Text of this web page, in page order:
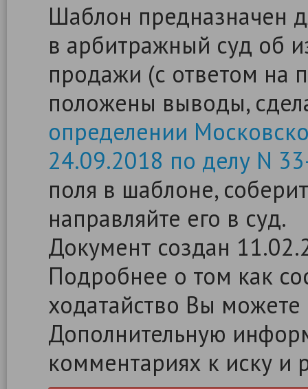
Шаблон предназначен
в арбитражный суд об
продажи (с ответом на
положены выводы,
определении
24.09.2018 по делу N
поля в шаблоне,
направляйте его в суд.
Документ создан
Подробнее о том как
ходатайство Вы
Дополнительную
комментариях к иску и